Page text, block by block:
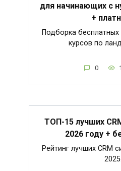
для начинающих с
+
Подборка
курсов по
0
ТОП-15 лучших
2026 году +
Рейтинг лучших CRM
2025.